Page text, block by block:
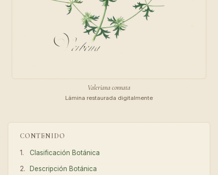
CONTENIDO
Clasificación Botánica
Descripción Botánica
Valeriana connata
Lámina restaurada digitalmente